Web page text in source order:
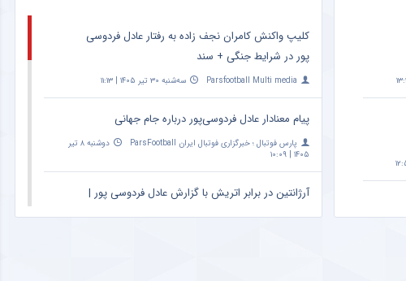
کلیپ واکنش کامران نجف زاده به رفتار عادل فردوسی
پور در شرایط جنگی + سند
Parsfootball Multi media سه‌شنبه ۳۰ تیر ۱۴۰۵ | ۱۱:۱۳
پیام معنادار عادل فردوسی‌پور درباره جام جهانی
پارس فوتبال ؛ خبرگزاری فوتبال ایران ParsFootball
دوشنبه ۸ تیر
۱۴۰۵ | ۱۰:۰۹
آرژانتین در برابر اتریش با گزارش عادل فردوسی پور |
امشب ساعت ۲۰:۳۰ – پخش زنده در اپارات اسپرت